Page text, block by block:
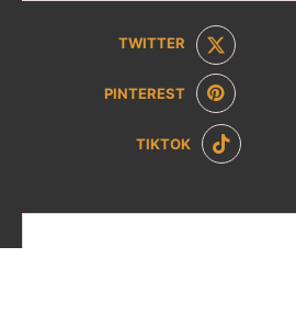
TWITTER
PINTEREST
TIKTOK